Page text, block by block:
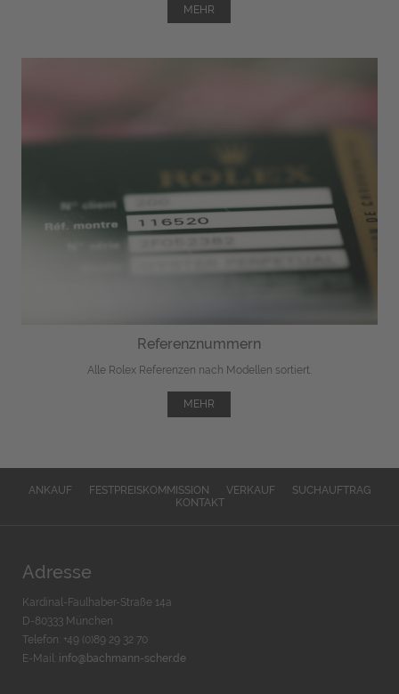
MEHR
Referenznummern
Alle Rolex Referenzen nach Modellen sortiert.
MEHR
ANKAUF FESTPREISKOMMISSION VERKAUF
SUCHAUFTRAG
KONTAKT
Adresse
Kardinal-Faulhaber-Straße 14a
D-80333 München
Telefon: +49 (0)89 29 32 70
E-Mail: info@bachmann-scher.de